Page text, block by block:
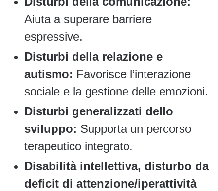
Aiuta a superare barriere
espressive.
Disturbi della relazione e
autismo: Favorisce l’interazione
sociale e la gestione delle emozioni.
Disturbi generalizzati dello
sviluppo: Supporta un percorso
terapeutico integrato.
Disabilità intellettiva, disturbo da
deficit di attenzione/iperattività